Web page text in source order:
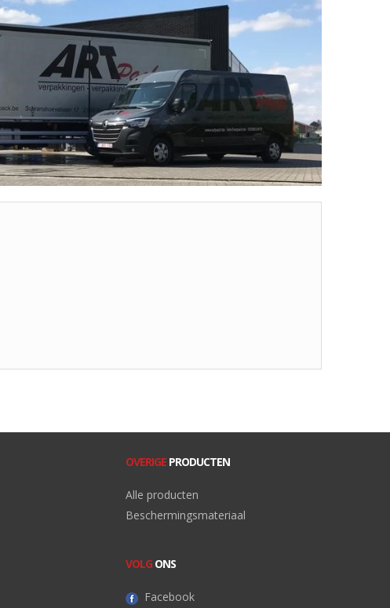
OVERIGE PRODUCTEN
Alle producten
Beschermingsmateriaal
VOLG ONS
Facebook